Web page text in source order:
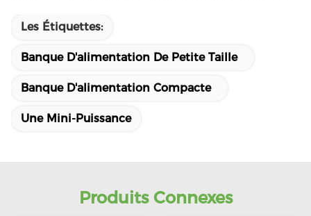
Les Étiquettes:
Banque D'alimentation De Petite Taille
Banque D'alimentation Compacte
Une Mini-Puissance
Produits Connexes